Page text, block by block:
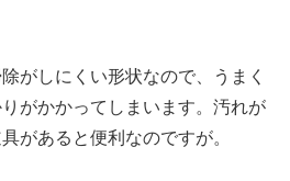
がしにくい形状なので、うまく
がかかってしまいます。汚れが
があると便利なのですが。